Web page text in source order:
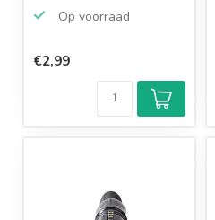
Op voorraad
€2,99